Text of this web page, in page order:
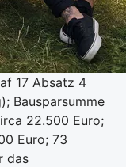
17 Absatz 4
Bausparsumme
22.500 Euro;
Euro; 73
das